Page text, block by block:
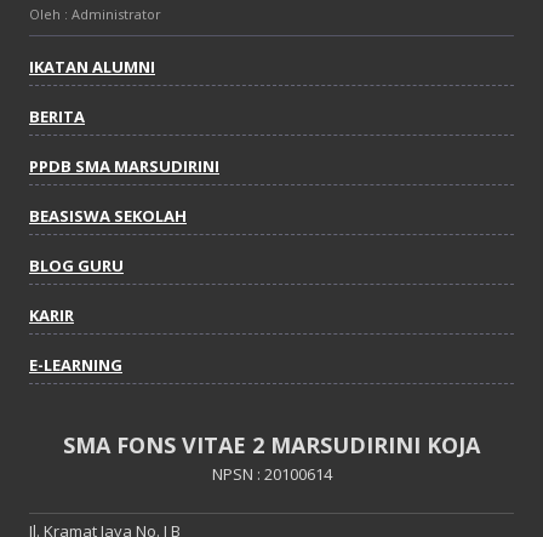
Oleh : Administrator
IKATAN ALUMNI
BERITA
PPDB SMA MARSUDIRINI
BEASISWA SEKOLAH
BLOG GURU
KARIR
E-LEARNING
SMA FONS VITAE 2 MARSUDIRINI KOJA
NPSN : 20100614
Jl. Kramat Jaya No. I B